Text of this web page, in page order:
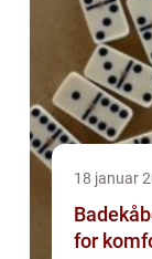
18 januar
for